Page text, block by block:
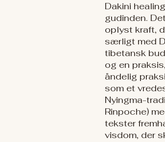
Dakini
gudinden.
oplyst kraft,
særligt med
tibetansk
og en
åndelig
som et
Nyingma-
Rinpoche)
tekster
visdom, der